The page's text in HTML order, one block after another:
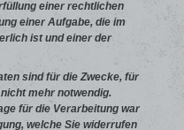
einer rechtlichen
einer Aufgabe, die im
ist und einer der
sind für die Zwecke, für
mehr notwendig.
für die Verarbeitung war
welche Sie widerrufen